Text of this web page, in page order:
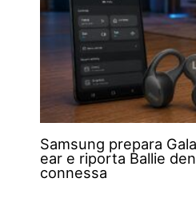
Samsung prepara
ear e riporta Ballie
connessa